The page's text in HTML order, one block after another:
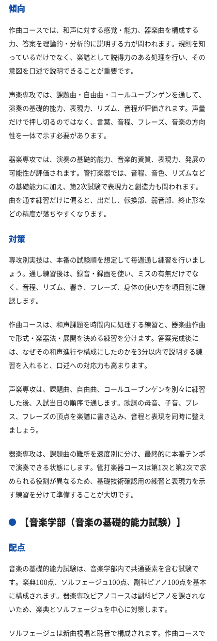
傾向
作曲コースでは、和声に対する感覚・能力、器楽曲を構成する
力、答案を理論的・分析的に説明する力が問われます。規則を知
っているだけでなく、楽譜として説得力のある処理を行い、その
意図を口述で説明できることが重要です。
声楽専攻では、課題曲・自由曲・コールユーブンゲンを通して、
演奏の基礎的能力、表現力、リズム、音程が評価されます。声量
だけで押し切るのではなく、言葉、音程、フレーズ、音楽の方向
性を一体で示す必要があります。
器楽専攻では、演奏の基礎的能力、音楽的資質、表現力、発展の
可能性が評価されます。管打楽器では、音程、音色、リズムなど
の基礎能力に加え、第2次試験で表現力と創造力も問われます。
曲を通す練習だけに偏ると、出だし、転換部、弱音部、終止形な
どの精度が落ちやすくなります。
対策
専攻別実技は、本番の試験順を想定して毎週通し練習を行いまし
ょう。通し練習後は、録音・録画を使い、ミスの有無だけでな
く、音程、リズム、響き、フレーズ、身体の使い方を項目別に確
認します。
作曲コースは、和声課題を時間内に処理する練習と、器楽曲作曲
で形式・楽器法・展開を決める練習を分けます。答案完成後に
は、なぜその和声進行や構成にしたのかを3分以内で説明する練
習を入れると、口述への対応力も高まります。
声楽専攻は、課題曲、自由曲、コールユーブンゲンを別々に練習
した後、入試当日の順序で通します。歌詞の母音、子音、ブレ
ス、フレーズの頂点を楽譜に書き込み、音程と表現を同時に整え
ましょう。
器楽専攻は、課題曲の難所を速度別に分け、最終的に本番テンポ
で演奏できる状態にします。管打楽器コースは第1次と第2次で求
められる役割が異なるため、基礎技術確認用の練習と表現力を示
す練習を分けて準備することが大切です。
【音楽学部（音楽の基礎的能力試験）】
配点
音楽の基礎的能力試験は、音楽学部内で共通要素を含む試験で
す。楽典100点、ソルフェージュ100点、副科ピアノ100点を基本
に構成されます。器楽専攻ピアノコースは副科ピアノを課されな
いため、楽典とソルフェージュを中心に対策します。
ソルフェージュは新曲視唱と聴音で構成されます。作曲コースで